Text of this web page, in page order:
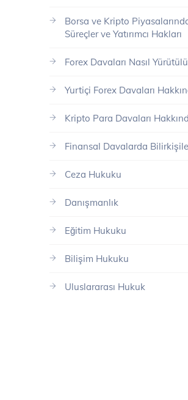
Borsa ve Kripto
Süreçler ve Yatırımcı Hakları
Forex Davaları Nasıl
Yurtiçi Forex Davaları
Kripto Para Davaları
Finansal Davalarda
Ceza Hukuku
Danışmanlık
Eğitim Hukuku
Bilişim Hukuku
Uluslararası Hukuk